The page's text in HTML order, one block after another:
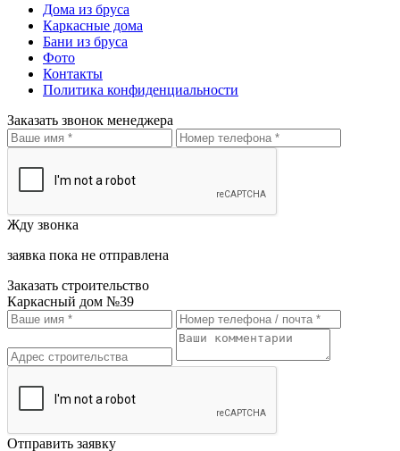
Дома из бруса
Каркасные дома
Бани из бруса
Фото
Контакты
Политика конфиденциальности
Заказать звонок менеджера
Жду звонка
заявка пока не отправлена
Заказать строительство
Каркасный дом №39
Отправить заявку